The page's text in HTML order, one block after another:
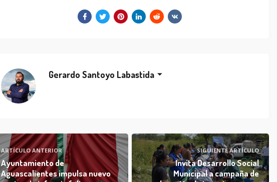
Gerardo Santoyo Labastida
ARTÍCULO ANTERIOR
Ayuntamiento de
Aguascalientes impulsa nuevo
SIGUIENTE ARTÍCULO
Invita Desarrollo Social
Municipal a campaña de